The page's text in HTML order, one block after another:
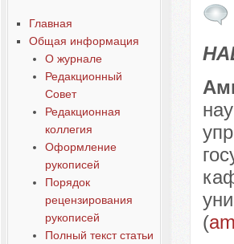
Главная
Общая информация
О журнале
Редакционный
Совет
Редакционная
коллегия
Оформление
рукописей
Порядок
рецензирования
рукописей
Полный текст статьи
(